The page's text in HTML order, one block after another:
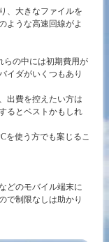
、大きなファイルを
ような高速回線がよ
らの中には初期費用が
イダがいくつもあり
出費を控えたい方は
るとベストかもしれ
を使う方でも案じるこ
どのモバイル端末に
で制限なしは助かり